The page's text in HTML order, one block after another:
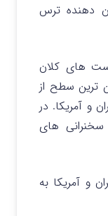
دهنده ترس
های کلان
ترین سطح از
در
سخنرانی های
و آمریکا به